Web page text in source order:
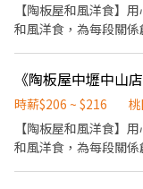
【陶板屋和風洋食】
和風洋食，為每段關
之疑問，並給予餐點上的建議。 後續將顧客
餐，進行組合、送餐、收撤餐等桌
責收拾碗盤與清理環境。 負責清理工作環境、設備和餐具。
包外帶服務。 【工作時段】(依營運需求彈性排班,工作時間面試詳
時薪$206 ~ $216
【陶板屋和風洋食】
和風洋食，為每段關